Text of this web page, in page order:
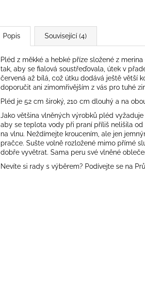
Popis Související (4)
Pléd z měkké a hebké příze složené z merina
tak, aby se fialová soustřeďovala, útek v
červená až bílá, což útku dodává ještě větší
doporučit ani zimomřivějším z vás pro tuhé
Pléd je 52 cm široký, 210 cm dlouhý a na
Jako většina vlněných výrobků pléd
aby se teplota vody při praní příliš nelišila
na vlnu. Neždímejte kroucením, ale jen
pračce. Sušte volně rozložené mimo přímé
dobře vyvětrat. Sama peru své vlněné
Nevíte si rady s výběrem? Podívejte se na